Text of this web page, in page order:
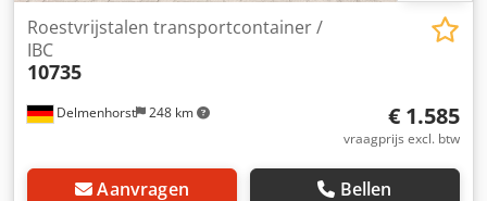
Delmenhorst 248 km
Roestvrijstalen transportcontainer /
IBC
10735
€ 1.585
vraagprijs excl. btw
Aanvragen Bellen